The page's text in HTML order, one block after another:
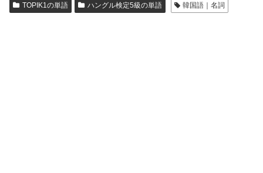
TOPIK1の単語 ハングル検定5級の単語 韓国語｜名詞